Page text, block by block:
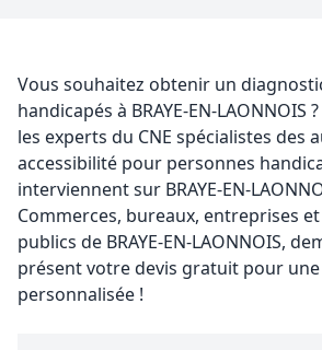
Vous souhaitez obtenir un
handicapés à BRAYE-EN-LAONNOIS
les experts du CNE spécialistes des
accessibilité pour personnes
interviennent sur BRAYE-EN-
Commerces, bureaux, entreprises
publics de BRAYE-EN-LAONNOIS,
présent votre devis gratuit pour une
personnalisée !